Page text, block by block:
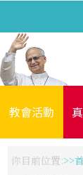
教會活動
你目前位置: